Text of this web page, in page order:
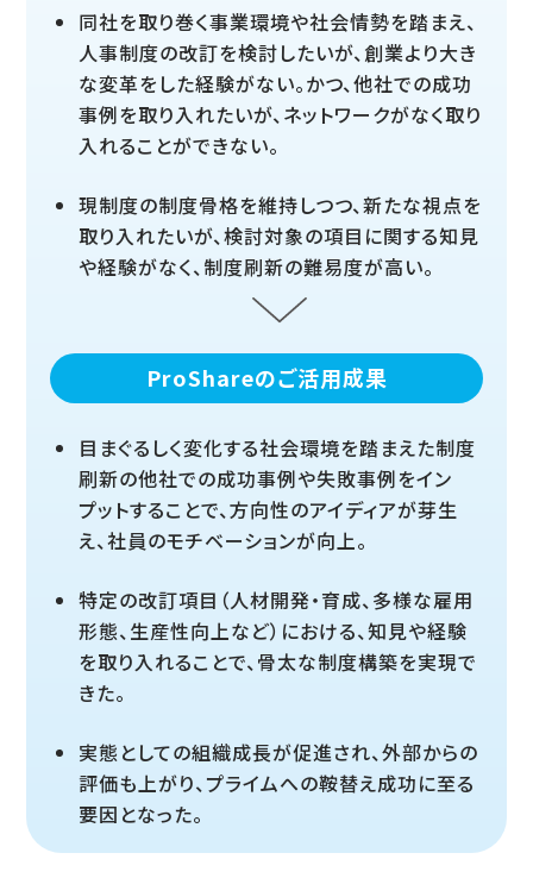
同社を取り巻く事業環境や社会情勢を踏まえ、
人事制度の改訂を検討したいが、創業より大き
な変革をした経験がない。かつ、他社での成功
事例を取り入れたいが、ネットワークがなく取り
入れることができない。
現制度の制度骨格を維持しつつ、新たな視点を
取り入れたいが、検討対象の項目に関する知見
や経験がなく、制度刷新の難易度が高い。
ProShareのご活用成果
目まぐるしく変化する社会環境を踏まえた制度
刷新の他社での成功事例や失敗事例をイン
プットすることで、方向性のアイディアが芽生
え、社員のモチベーションが向上。
特定の改訂項目（人材開発・育成、多様な雇用
形態、生産性向上など）における、知見や経験
を取り入れることで、骨太な制度構築を実現で
きた。
実態としての組織成長が促進され、外部からの
評価も上がり、プライムへの鞍替え成功に至る
要因となった。